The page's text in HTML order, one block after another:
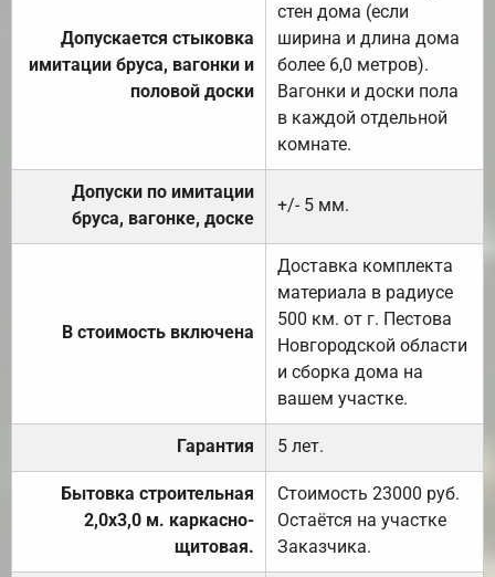
Допускается стыковка
имитации бруса, вагонки и
половой доски
стен дома (если
ширина и длина дома
более 6,0 метров).
Вагонки и доски пола
в каждой отдельной
комнате.
Допуски по имитации
бруса, вагонке, доске
+/- 5 мм.
В стоимость включена
Доставка комплекта
материала в радиусе
500 км. от г. Пестова
Новгородской области
и сборка дома на
вашем участке.
Гарантия 5 лет.
Бытовка строительная
2,0х3,0 м. каркасно-
щитовая.
Стоимость 23000 руб.
Остаётся на участке
Заказчика.